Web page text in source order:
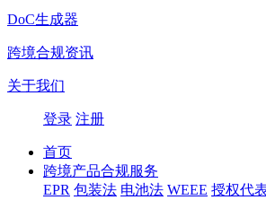
DoC生成器
跨境合规资讯
关于我们
登录 注册
首页
跨境产品合规服务
EPR 包装法 电池法 WEEE 授权代